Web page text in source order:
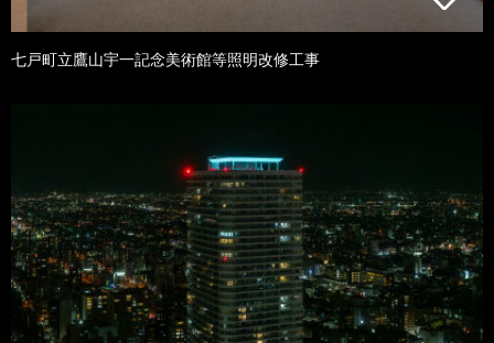
七戸町立鷹山宇一記念美術館等照明改修工事